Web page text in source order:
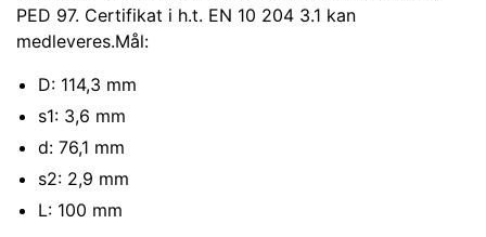
PED 97. Certifikat i h.t. EN 10 204 3.1 kan
medleveres.Mål:
D: 114,3 mm
s1: 3,6 mm
d: 76,1 mm
s2: 2,9 mm
L: 100 mm